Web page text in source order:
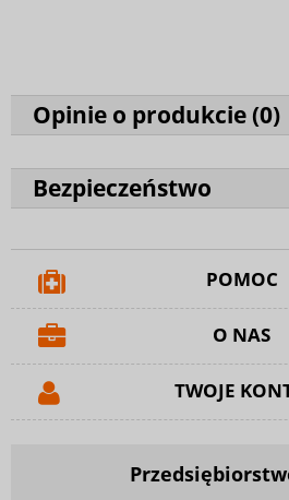
Opinie o produkcie (0)
Bezpieczeństwo
POMOC
O NAS
TWOJE